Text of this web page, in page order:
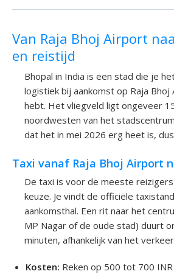
Van Raja Bhoj Airport
en reistijd
Bhopal in India is een stad die je
logistiek bij aankomst op Raja
hebt. Het vliegveld ligt ongeveer
noordwesten van het
dat het in mei 2026 erg heet is,
Taxi vanaf Raja Bhoj Airport
De taxi is voor de meeste
keuze. Je vindt de officiële
aankomsthal. Een rit naar het
MP Nagar of de oude stad) duurt
minuten, afhankelijk van het
Kosten: Reken op 500 tot 700